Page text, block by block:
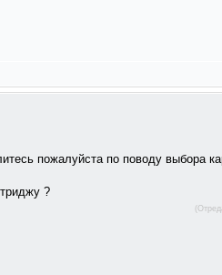
пожалуйста по поводу выбора
?